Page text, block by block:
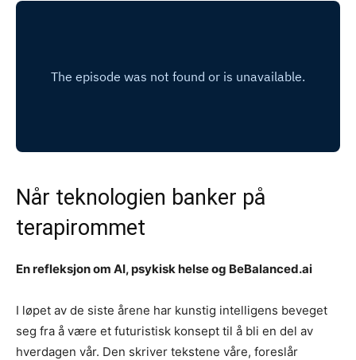
Når teknologien banker på
terapirommet
En refleksjon om AI, psykisk helse og BeBalanced.ai
I løpet av de siste årene har kunstig intelligens beveget
seg fra å være et futuristisk konsept til å bli en del av
hverdagen vår. Den skriver tekstene våre, foreslår